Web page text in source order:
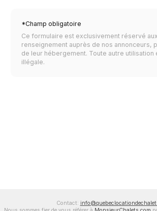
*Champ obligatoire
Ce formulaire est exclusivement réservé
renseignement auprès de nos annonceurs,
de leur hébergement. Toute autre utilisation
illégale.
Contact: